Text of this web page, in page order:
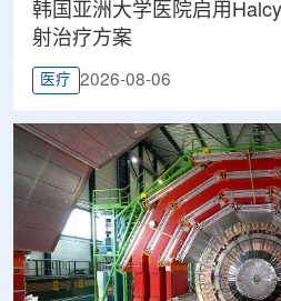
韩国亚洲大学医院启用
射治疗方案
医疗 2026-08-06